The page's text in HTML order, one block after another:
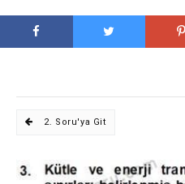
2. Soru'ya Git